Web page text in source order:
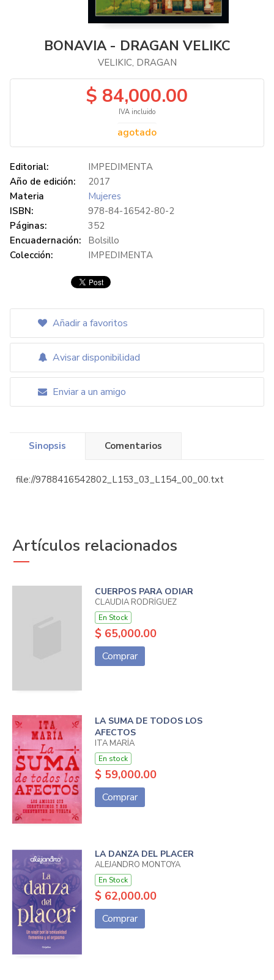
BONAVIA - DRAGAN VELIKC
VELIKIC, DRAGAN
$ 84,000.00
IVA incluido
agotado
Editorial:
IMPEDIMENTA
Año de edición:
2017
Materia
Mujeres
ISBN:
978-84-16542-80-2
Páginas:
352
Encuadernación:
Bolsillo
Colección:
IMPEDIMENTA
Añadir a favoritos
Avisar disponibilidad
Enviar a un amigo
Sinopsis Comentarios
file://9788416542802_L153_03_L154_00_00.txt
Artículos relacionados
CUERPOS PARA ODIAR
CLAUDIA RODRÍGUEZ
En Stock
$ 65,000.00
Comprar
LA SUMA DE TODOS LOS
AFECTOS
ITA MARÍA
En stock
$ 59,000.00
Comprar
LA DANZA DEL PLACER
ALEJANDRO MONTOYA
En Stock
$ 62,000.00
Comprar